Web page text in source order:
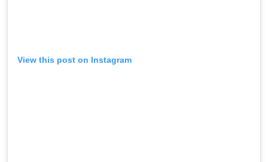
View this post on Instagram